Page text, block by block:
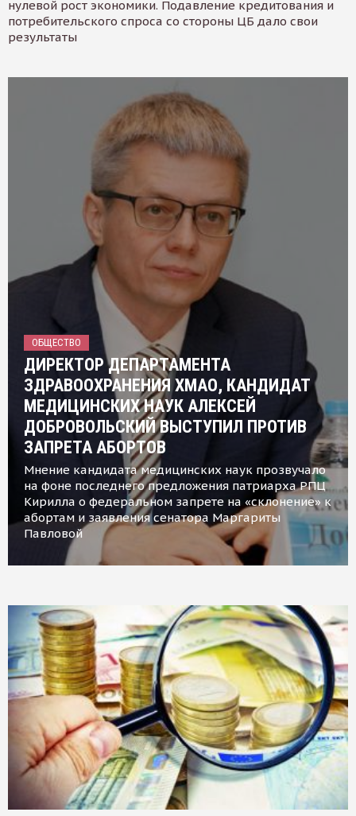
нулевой рост экономики. Подавление кредитования и
потребительского спроса со стороны ЦБ дало свои
результаты
ОБЩЕСТВО
ДИРЕКТОР ДЕПАРТАМЕНТА
ЗДРАВООХРАНЕНИЯ ХМАО, КАНДИДАТ
МЕДИЦИНСКИХ НАУК АЛЕКСЕЙ
ДОБРОВОЛЬСКИЙ ВЫСТУПИЛ ПРОТИВ
ЗАПРЕТА АБОРТОВ
Мнение кандидата медицинских наук прозвучало
на фоне последнего предложения патриарха РПЦ
Кирилла о федеральном запрете на «склонение» к
абортам и заявления сенатора Маргариты
Павловой